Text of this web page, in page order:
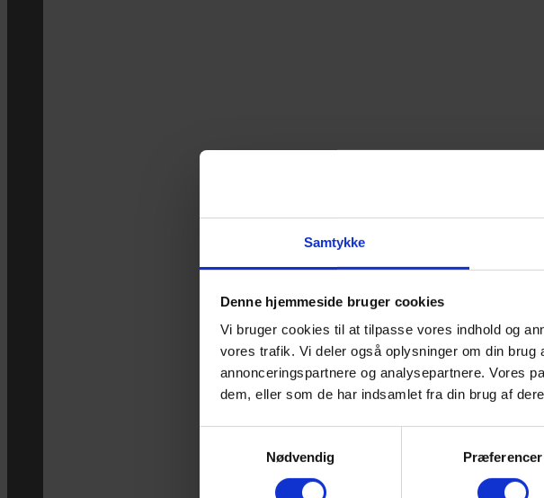
Samtykke
Denne hjemmeside bruger cookies
Vi bruger cookies til at tilpasse vores indhold og
vores trafik. Vi deler også oplysninger om din
annonceringspartnere og analysepartnere. Vores
dem, eller som de har indsamlet fra din brug af
Nødvendig
Præferencer